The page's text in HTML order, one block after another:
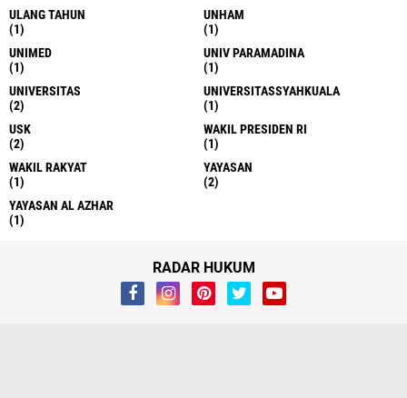
ULANG TAHUN
(1)
UNHAM
(1)
UNIMED
(1)
UNIV PARAMADINA
(1)
UNIVERSITAS
(2)
UNIVERSITASSYAHKUALA
(1)
USK
(2)
WAKIL PRESIDEN RI
(1)
WAKIL RAKYAT
(1)
YAYASAN
(2)
YAYASAN AL AZHAR
(1)
RADAR HUKUM